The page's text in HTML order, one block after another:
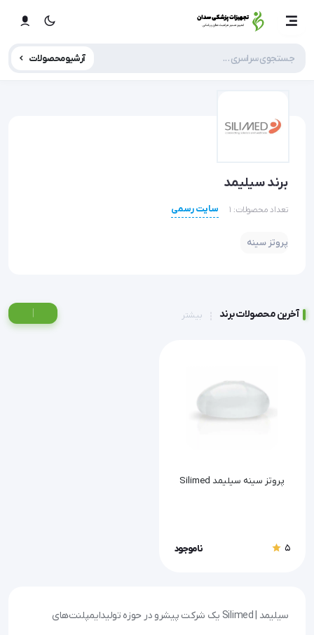
آرشیو محصولات
برند سیلیمد
تعداد محصولات: 1 سایت رسمی
پروتز سینه
آخرین محصولات برند بیشتر |
پروتز سینه سیلیمد Silimed
5 ناموجود
سیلیمد | Silimed یک شرکت پیشرو در حوزه تولید ایمپلنت‌های